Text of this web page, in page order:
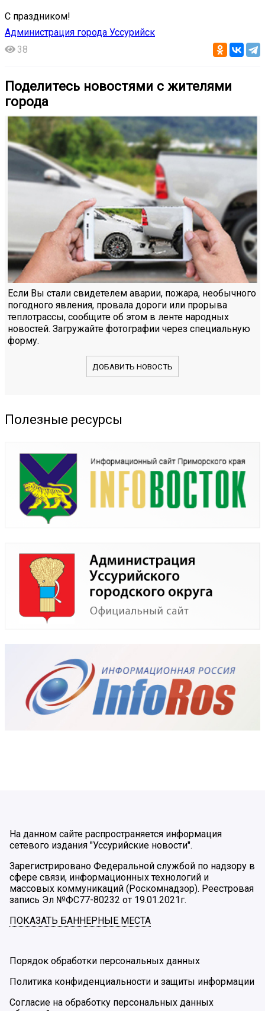
С праздником!
Администрация города Уссурийск
38
Поделитесь новостями с жителями
города
Если Вы стали свидетелем аварии, пожара, необычного
погодного явления, провала дороги или прорыва
теплотрассы, сообщите об этом в ленте народных
новостей. Загружайте фотографии через специальную
форму.
ДОБАВИТЬ НОВОСТЬ
Полезные ресурсы
На данном сайте распространяется информация
сетевого издания "Уссурийские новости".
Зарегистрировано Федеральной службой по надзору в
сфере связи, информационных технологий и
массовых коммуникаций (Роскомнадзор). Реестровая
запись Эл №ФС77-80232 от 19.01.2021г.
ПОКАЗАТЬ БАННЕРНЫЕ МЕСТА
Порядок обработки персональных данных
Политика конфиденциальности и защиты информации
Согласие на обработку персональных данных